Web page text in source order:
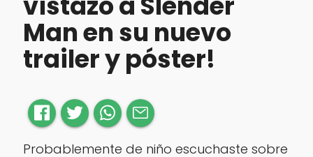
Man en su nuevo
trailer y póster!
Probablemente de niño escuchaste sobre